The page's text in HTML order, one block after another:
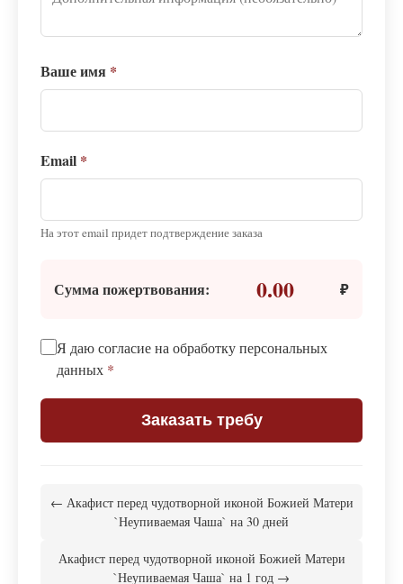
Ваше имя *
Email *
На этот email придет подтверждение заказа
Сумма пожертвования: 0.00 ₽
Я даю согласие на обработку персональных
данных *
Заказать требу
← Акафист перед чудотворной иконой Божией Матери
`Неупиваемая Чаша` на 30 дней
Акафист перед чудотворной иконой Божией Матери
`Неупиваемая Чаша` на 1 год →